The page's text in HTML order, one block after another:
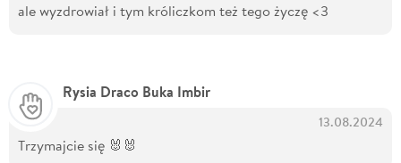
ale wyzdrowiał i tym króliczkom też tego życzę <3
Rysia Draco Buka Imbir
13.08.2024
Trzymajcie się 🐰🐰